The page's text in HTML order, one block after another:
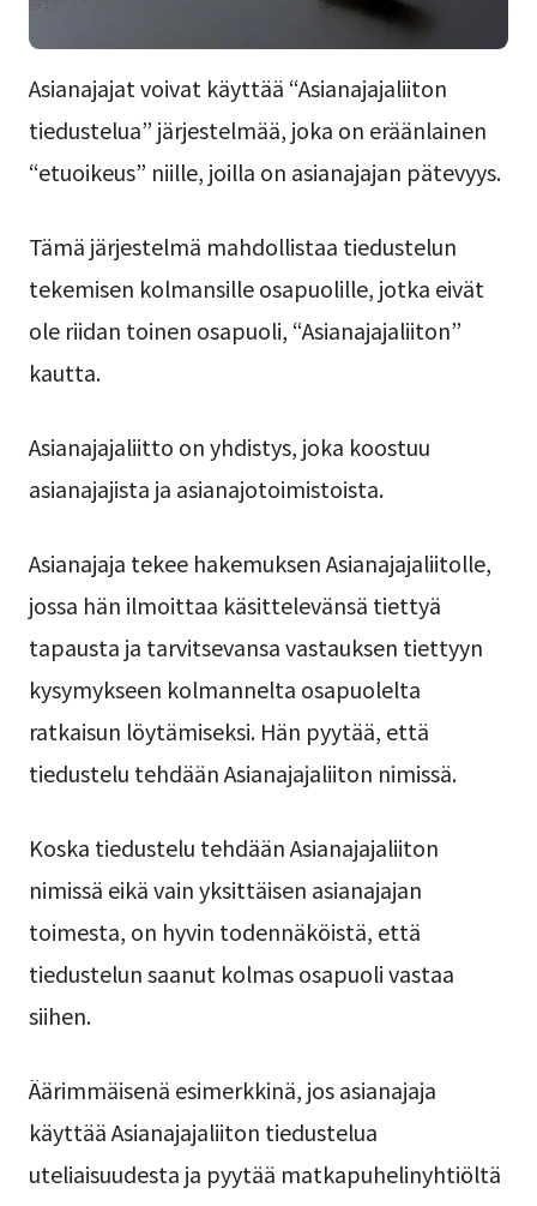
Asianajajat voivat käyttää “Asianajajaliiton
tiedustelua” järjestelmää, joka on eräänlainen
“etuoikeus” niille, joilla on asianajajan pätevyys.
Tämä järjestelmä mahdollistaa tiedustelun
tekemisen kolmansille osapuolille, jotka eivät
ole riidan toinen osapuoli, “Asianajajaliiton”
kautta.
Asianajajaliitto on yhdistys, joka koostuu
asianajajista ja asianajotoimistoista.
Asianajaja tekee hakemuksen Asianajajaliitolle,
jossa hän ilmoittaa käsittelevänsä tiettyä
tapausta ja tarvitsevansa vastauksen tiettyyn
kysymykseen kolmannelta osapuolelta
ratkaisun löytämiseksi. Hän pyytää, että
tiedustelu tehdään Asianajajaliiton nimissä.
Koska tiedustelu tehdään Asianajajaliiton
nimissä eikä vain yksittäisen asianajajan
toimesta, on hyvin todennäköistä, että
tiedustelun saanut kolmas osapuoli vastaa
siihen.
Äärimmäisenä esimerkkinä, jos asianajaja
käyttää Asianajajaliiton tiedustelua
uteliaisuudesta ja pyytää matkapuhelinyhtiöltä